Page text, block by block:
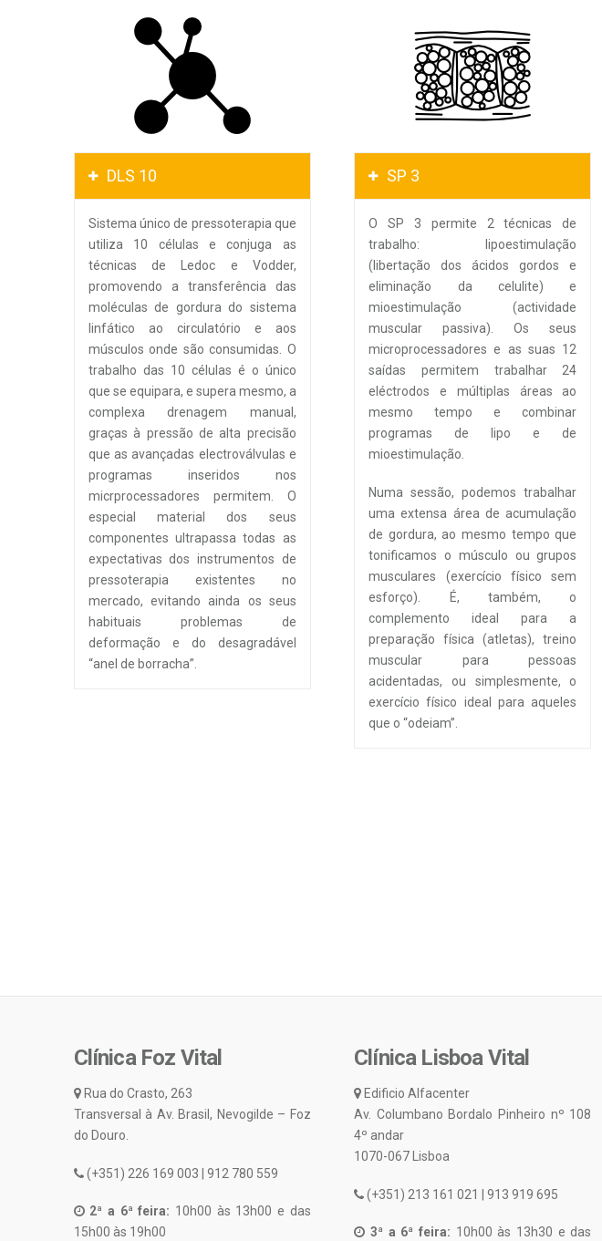
DLS 10
Sistema único de pressoterapia que
utiliza 10 células e conjuga as
técnicas de Ledoc e Vodder,
promovendo a transferência das
moléculas de gordura do sistema
linfático ao circulatório e aos
músculos onde são consumidas. O
trabalho das 10 células é o único
que se equipara, e supera mesmo, a
complexa drenagem manual,
graças à pressão de alta precisão
que as avançadas electroválvulas e
programas inseridos nos
micrprocessadores permitem. O
especial material dos seus
componentes ultrapassa todas as
expectativas dos instrumentos de
pressoterapia existentes no
mercado, evitando ainda os seus
habituais problemas de
deformação e do desagradável
“anel de borracha”.
SP 3
O SP 3 permite 2 técnicas de
trabalho: lipoestimulação
(libertação dos ácidos gordos e
eliminação da celulite) e
mioestimulação (actividade
muscular passiva). Os seus
microprocessadores e as suas 12
saídas permitem trabalhar 24
eléctrodos e múltiplas áreas ao
mesmo tempo e combinar
programas de lipo e de
mioestimulação.
Numa sessão, podemos trabalhar
uma extensa área de acumulação
de gordura, ao mesmo tempo que
tonificamos o músculo ou grupos
musculares (exercício físico sem
esforço). É, também, o
complemento ideal para a
preparação física (atletas), treino
muscular para pessoas
acidentadas, ou simplesmente, o
exercício físico ideal para aqueles
que o “odeiam”.
Clínica Foz Vital
Rua do Crasto, 263
Transversal à Av. Brasil, Nevogilde – Foz
do Douro.
(+351) 226 169 003 | 912 780 559
2ª a 6ª feira: 10h00 às 13h00 e das
15h00 às 19h00
Clínica Lisboa Vital
Edificio Alfacenter
Av. Columbano Bordalo Pinheiro nº 108
4º andar
1070-067 Lisboa
(+351) 213 161 021 | 913 919 695
3ª a 6ª feira: 10h00 às 13h30 e das